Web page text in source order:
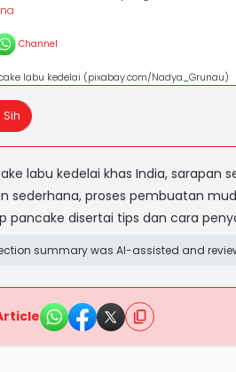
Channel
labu kedelai (pixabay.com/Nadya_Grunau)
labu kedelai khas India, sarapan
sederhana, proses pembuatan
pancake disertai tips dan cara
summary was AI-assisted and